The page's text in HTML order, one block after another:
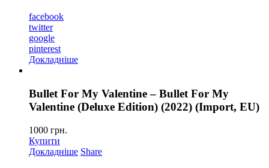
facebook
twitter
google
pinterest
Докладніше
Bullet For My Valentine – Bullet For My
Valentine (Deluxe Edition) (2022) (Import, EU)
1000 грн.
Купити
Докладніше Share